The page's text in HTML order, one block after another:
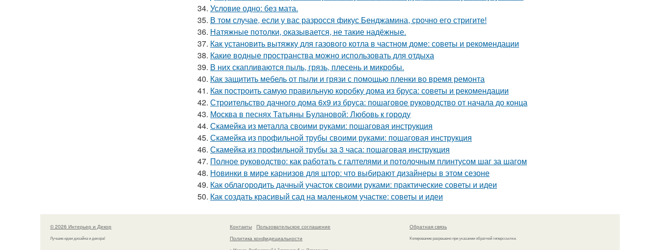
34. Условие одно: без мата.
35. В том случае, если у вас разросся фикус Бенджамина, срочно его стригите!
36. Натяжные потолки, оказывается, не такие надёжные.
37. Как установить вытяжку для газового котла в частном доме: советы и рекомендации
38. Какие водные пространства можно использовать для отдыха
39. В них скапливаются пыль, грязь, плесень и микробы.
40. Как защитить мебель от пыли и грязи с помощью пленки во время ремонта
41. Как построить самую правильную коробку дома из бруса: советы и рекомендации
42. Строительство дачного дома 6х9 из бруса: пошаговое руководство от начала до конца
43. Москва в песнях Татьяны Булановой: Любовь к городу
44. Скамейка из металла своими руками: пошаговая инструкция
45. Скамейка из профильной трубы своими руками: пошаговая инструкция
46. Скамейка из профильной трубы за 3 часа: пошаговая инструкция
47. Полное руководство: как работать с галтелями и потолочным плинтусом шаг за шагом
48. Новинки в мире карнизов для штор: что выбирают дизайнеры в этом сезоне
49. Как облагородить дачный участок своими руками: практические советы и идеи
50. Как создать красивый сад на маленьком участке: советы и идеи
© 2026 Интерьер и Декор
Лучшие идеи дизайна и декора!
Контакты
Пользовательское соглашение
Политика конфидециальности
Обратная связь
Копирование разрешено при указании обратной гиперссылки.